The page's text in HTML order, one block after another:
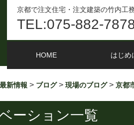
京都で注文住宅・注文建築の竹内工
TEL:075-882-
HOME はじめ
最新情報 > ブログ> 現場のブログ> 京都
ーション一覧